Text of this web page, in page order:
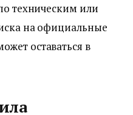
техническим или
на официальные
оставаться в